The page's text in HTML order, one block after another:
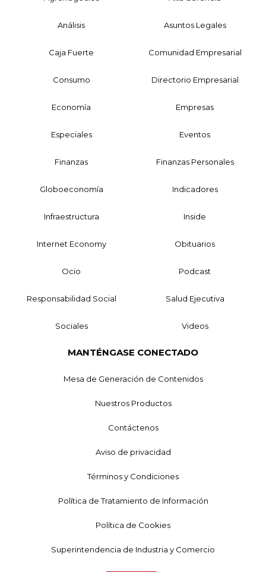
Análisis Asuntos Legales
Caja Fuerte Comunidad Empresarial
Consumo Directorio Empresarial
Economía Empresas
Especiales Eventos
Finanzas Finanzas Personales
Globoeconomía Indicadores
Infraestructura Inside
Internet Economy Obituarios
Ocio Podcast
Responsabilidad Social Salud Ejecutiva
Sociales Videos
MANTÉNGASE CONECTADO
Mesa de Generación de Contenidos
Nuestros Productos
Contáctenos
Aviso de privacidad
Términos y Condiciones
Política de Tratamiento de Información
Política de Cookies
Superintendencia de Industria y Comercio